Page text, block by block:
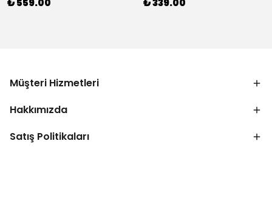
₺ 559.00 ₺ 339.00
Müşteri Hizmetleri
Hakkımızda
Satış Politikaları